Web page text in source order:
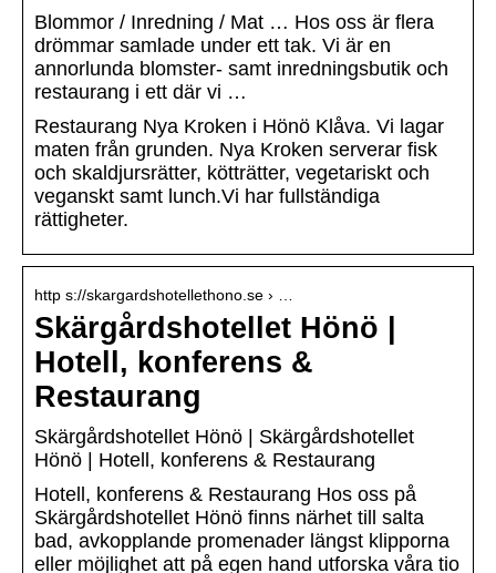
Blommor / Inredning / Mat … Hos oss är flera
drömmar samlade under ett tak. Vi är en
annorlunda blomster- samt inredningsbutik och
restaurang i ett där vi …
Restaurang Nya Kroken i Hönö Klåva. Vi lagar
maten från grunden. Nya Kroken serverar fisk
och skaldjursrätter, kötträtter, vegetariskt och
veganskt samt lunch.Vi har fullständiga
rättigheter.
http s://skargardshotellethono.se › …
Skärgårdshotellet Hönö |
Hotell, konferens &
Restaurang
Skärgårdshotellet Hönö | Skärgårdshotellet
Hönö | Hotell, konferens & Restaurang
Hotell, konferens & Restaurang Hos oss på
Skärgårdshotellet Hönö finns närhet till salta
bad, avkopplande promenader längst klipporna
eller möjlighet att på egen hand utforska våra tio